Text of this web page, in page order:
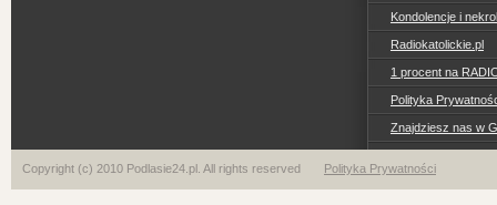
Kondolencje i
Radiokatolickie.pl
1 procent na
Polityka
Znajdziesz nas w
Copyright (c) 2010 Podlasie24.pl. All rights reserved Polityka Prywatności